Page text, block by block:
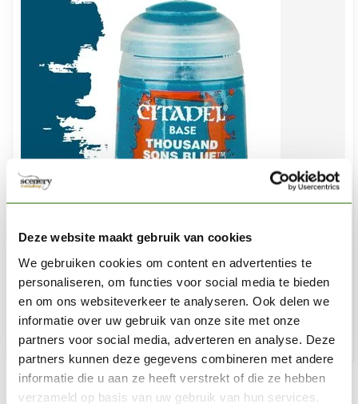
Deze website maakt gebruik van cookies
We gebruiken cookies om content en advertenties te
personaliseren, om functies voor social media te bieden
en om ons websiteverkeer te analyseren. Ook delen we
informatie over uw gebruik van onze site met onze
partners voor social media, adverteren en analyse. Deze
partners kunnen deze gegevens combineren met andere
informatie die u aan ze heeft verstrekt of die ze hebben
verzameld op basis van uw gebruik van hun services.
Thousand Sons Blue - Base Paint - 12ml - 21-36
€3,60
Niet op voorraad